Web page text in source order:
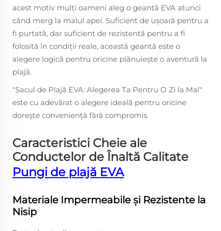
acest motiv mulți oameni aleg o geantă EVA atunci
când merg la malul apei. Suficient de ușoară pentru a
fi purtată, dar suficient de rezistentă pentru a fi
folosită în condiții reale, această geantă este o
alegere logică pentru oricine plănuiește o aventură la
plajă.
"Sacul de Plajă EVA: Alegerea Ta Pentru O Zi la Mal"
este cu adevărat o alegere ideală pentru oricine
dorește conveniență fără compromis.
Caracteristici Cheie ale
Conductelor de Înaltă Calitate
Pungi de plajă EVA
Materiale Impermeabile și Rezistente la
Nisip